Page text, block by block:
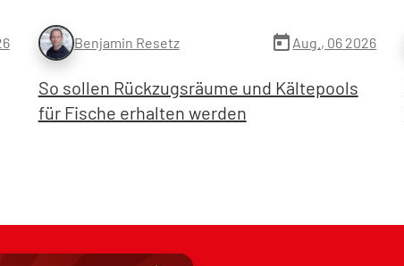
Benjamin Resetz todayAug., 06 2026
So sollen Rückzugsräume und Kältepools
für Fische erhalten werden